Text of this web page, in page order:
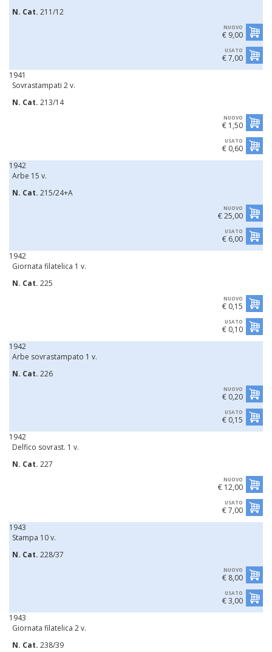
N. Cat. 211/12
NUOVO
€ 9,00
USATO
€ 7,00
1941
Sovrastampati 2 v.
N. Cat. 213/14
NUOVO
€ 1,50
USATO
€ 0,60
1942
Arbe 15 v.
N. Cat. 215/24+A
NUOVO
€ 25,00
USATO
€ 6,00
1942
Giornata filatelica 1 v.
N. Cat. 225
NUOVO
€ 0,15
USATO
€ 0,10
1942
Arbe sovrastampato 1 v.
N. Cat. 226
NUOVO
€ 0,20
USATO
€ 0,15
1942
Delfico sovrast. 1 v.
N. Cat. 227
NUOVO
€ 12,00
USATO
€ 7,00
1943
Stampa 10 v.
N. Cat. 228/37
NUOVO
€ 8,00
USATO
€ 3,00
1943
Giornata filatelica 2 v.
N. Cat. 238/39